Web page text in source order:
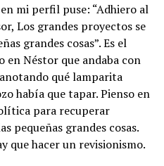
mi perfil puse: “Adhiero al
Los grandes proyectos se
grandes cosas”. Es el
en Néstor que andaba con
qué lamparita
había que tapar. Pienso en
para recuperar
pequeñas grandes cosas.
que hacer un revisionismo.